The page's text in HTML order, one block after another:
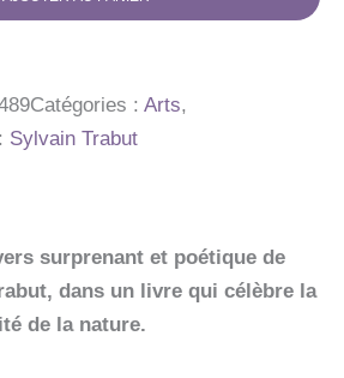
Catégories : Arts,
Sylvain Trabut
surprenant et poétique de
dans un livre qui célèbre la
de la nature.